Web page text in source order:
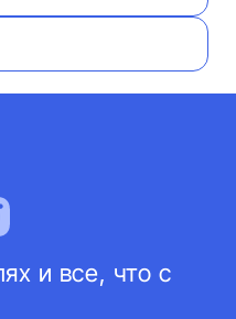
и все, что с